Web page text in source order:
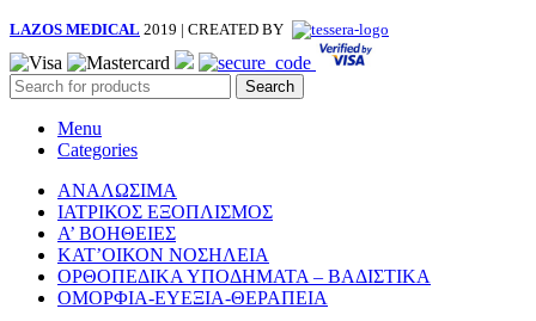
LAZOS MEDICAL 2019 | CREATED BY
Search
Menu
Categories
ΑΝΑΛΩΣΙΜΑ
ΙΑΤΡΙΚΟΣ ΕΞΟΠΛΙΣΜΟΣ
Α’ ΒΟΗΘΕΙΕΣ
ΚΑΤ’ΟΙΚΟΝ ΝΟΣΗΛΕΙΑ
ΟΡΘΟΠΕΔΙΚΑ ΥΠΟΔΗΜΑΤΑ – ΒΑΔΙΣΤΙΚΑ
ΟΜΟΡΦΙΑ-ΕΥΕΞΙΑ-ΘΕΡΑΠΕΙΑ